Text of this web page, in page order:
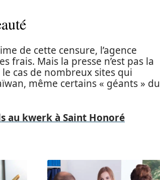
de cette censure, l’agence
frais. Mais la presse n’est pas la
cas de nombreux sites qui
même certains « géants » du
au kwerk à Saint Honoré